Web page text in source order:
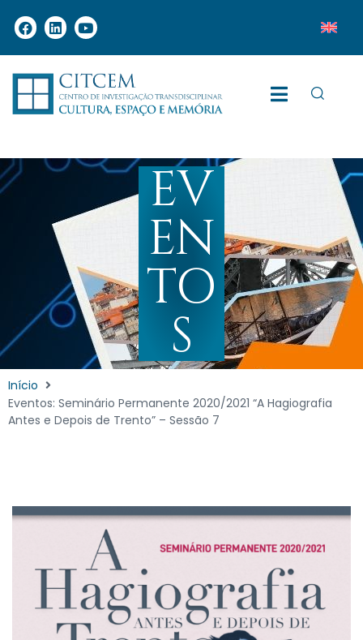
EV
EN
TO
S
Início
Eventos: Seminário Permanente 2020/2021 “A Hagiografia
Antes e Depois de Trento” – Sessão 7